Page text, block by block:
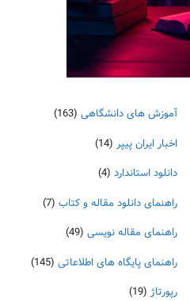
آموزش های دانشگاهی (163)
اخبار ایران پیپر (14)
دانلود استاندارد (4)
راهنمای دانلود مقاله و کتاب (7)
راهنمای مقاله نویسی (49)
راهنمای پایگاه های اطلاعاتی (145)
رپورتاژ (19)